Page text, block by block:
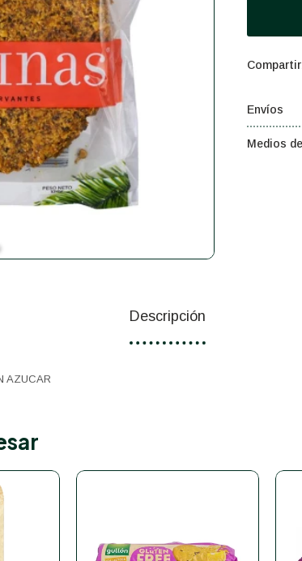
Envíos
Medios
Descripción
AZUCAR